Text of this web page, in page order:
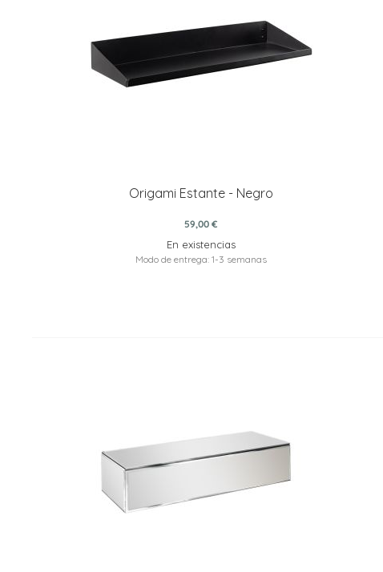
Origami Estante - Negro
59,00 €
En existencias
Modo de entrega: 1-3 semanas